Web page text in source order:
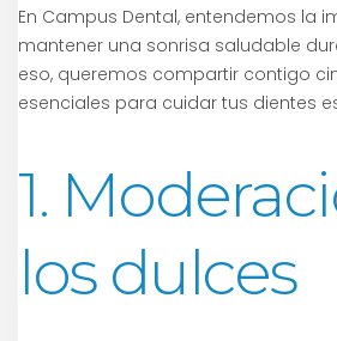
En Campus Dental, entendemos la
mantener una sonrisa saludable
eso, queremos compartir contigo
esenciales para cuidar tus dientes
1.
los dulces